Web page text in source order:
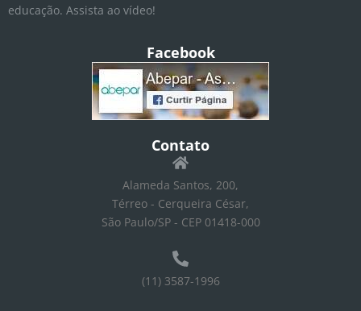
educação. Assista ao vídeo!
Facebook
Contato
Alameda Santos, 200,
Térreo - Cerqueira César,
São Paulo/SP - CEP 01418-000
(11) 3587-1996